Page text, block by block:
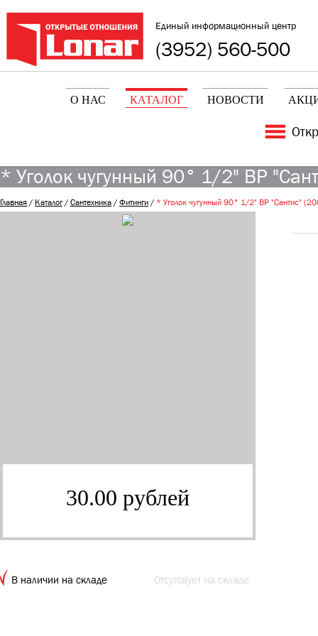
Единый информационный центр
(3952) 560-500
О НАС КАТАЛОГ НОВОСТИ
* Уголок чугунный 90° 1/2" ВР
Главная/ Каталог/Сантехника/Фитинги/ * Уголок чугунный 90° 1/2" ВР "Сантис"
30.00 рублей
В наличии на складе Отсутсвует на складе